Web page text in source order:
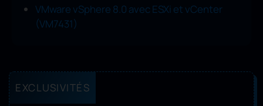
VMware vSphere 8.0 avec ESXi et vCenter
(VM7431)
EXCLUSIVITÉS